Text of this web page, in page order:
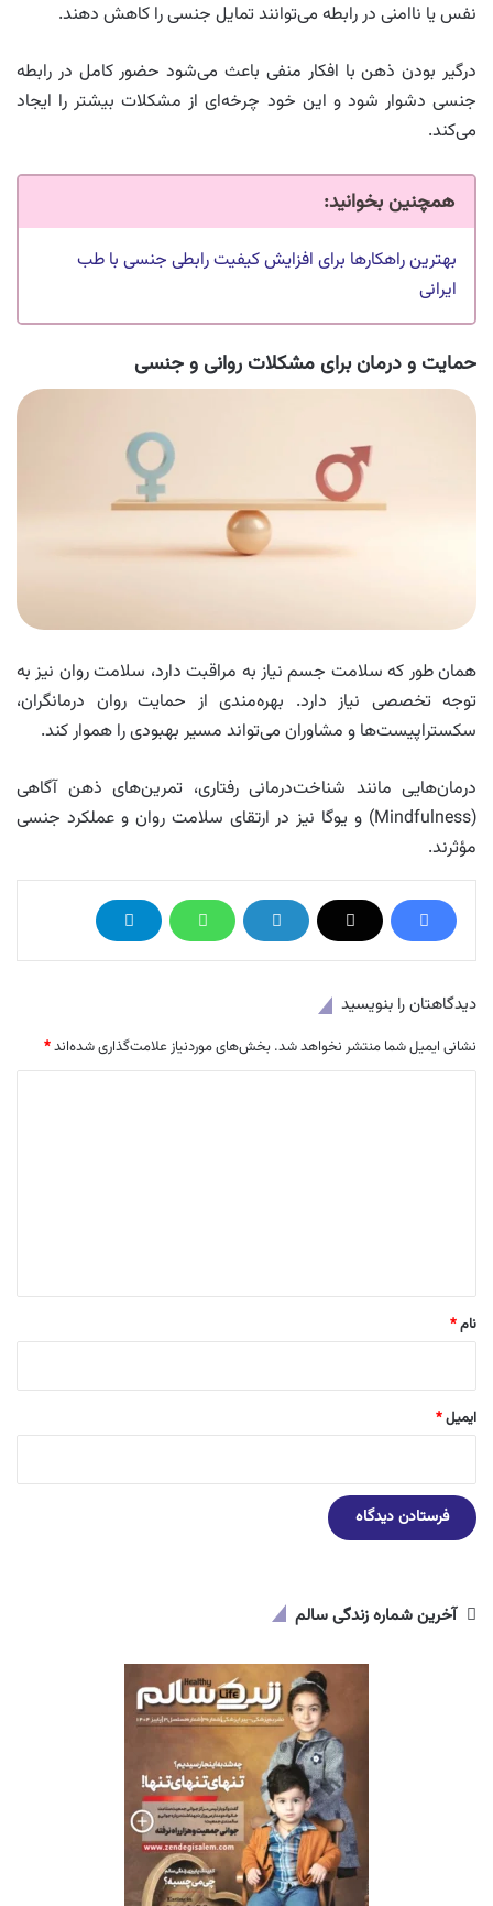
نفس یا ناامنی در رابطه می‌توانند تمایل جنسی را کاهش دهند.
درگیر بودن ذهن با افکار منفی باعث می‌شود حضور کامل در رابطه
جنسی دشوار شود و این خود چرخه‌ای از مشکلات بیشتر را ایجاد
می‌کند.
همچنین بخوانید:
بهترین راهکارها برای افزایش کیفیت رابطی جنسی با طب
ایرانی
حمایت و درمان برای مشکلات روانی و جنسی
همان‌ طور که سلامت جسم نیاز به مراقبت دارد، سلامت روان نیز به
توجه تخصصی نیاز دارد. بهره‌مندی از حمایت روان‌ درمانگران،
سکستراپیست‌ها و مشاوران می‌تواند مسیر بهبودی را هموار کند.
درمان‌هایی مانند شناخت‌درمانی رفتاری، تمرین‌های ذهن‌ آگاهی
(Mindfulness) و یوگا نیز در ارتقای سلامت روان و عملکرد جنسی
مؤثرند.
دیدگاهتان را بنویسید
نشانی ایمیل شما منتشر نخواهد شد. بخش‌های موردنیاز علامت‌گذاری شده‌اند*
نام*
ایمیل*
آخرین شماره زندگی سالم